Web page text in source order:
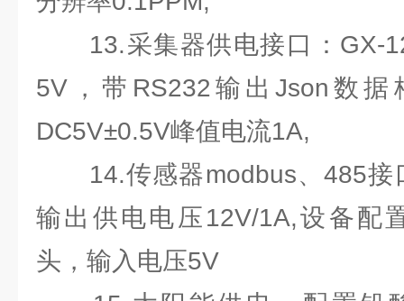
13.采集器供电接口：GX-
5V，带RS232输出Json数
DC5V±0.5V峰值电流1A,
14.传感器modbus、485接
输出供电电压12V/1A,设备配
头，输入电压5V